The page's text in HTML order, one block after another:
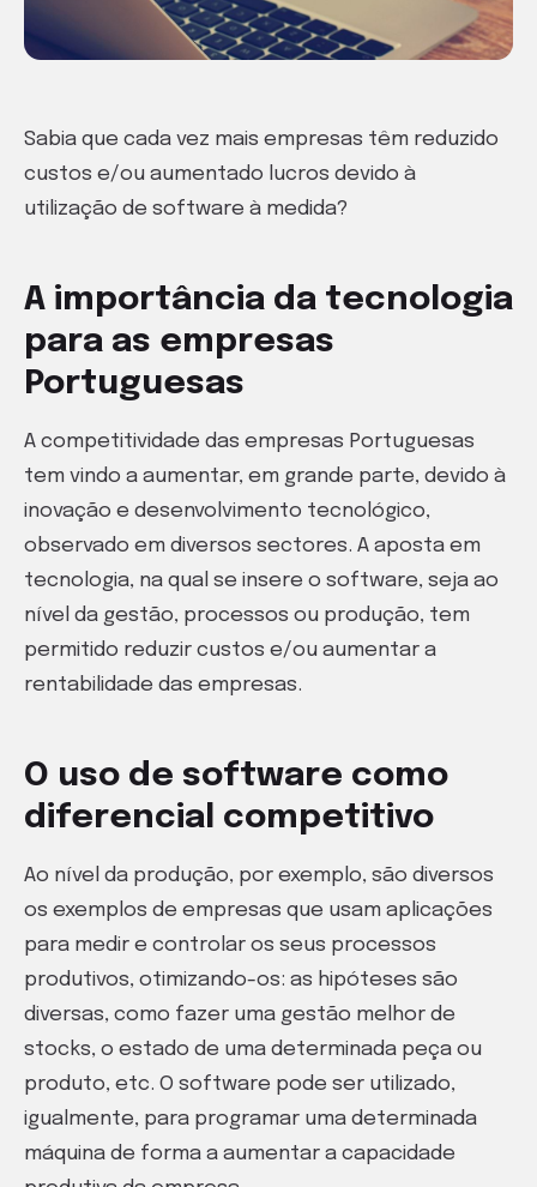
Sabia que cada vez mais empresas têm reduzido
custos e/ou aumentado lucros devido à
utilização de software à medida?
A importância da tecnologia
para as empresas
Portuguesas
A competitividade das empresas Portuguesas
tem vindo a aumentar, em grande parte, devido à
inovação e desenvolvimento tecnológico,
observado em diversos sectores. A aposta em
tecnologia, na qual se insere o software, seja ao
nível da gestão, processos ou produção, tem
permitido reduzir custos e/ou aumentar a
rentabilidade das empresas.
O uso de software como
diferencial competitivo
Ao nível da produção, por exemplo, são diversos
os exemplos de empresas que usam aplicações
para medir e controlar os seus processos
produtivos, otimizando-os: as hipóteses são
diversas, como fazer uma gestão melhor de
stocks, o estado de uma determinada peça ou
produto, etc. O software pode ser utilizado,
igualmente, para programar uma determinada
máquina de forma a aumentar a capacidade